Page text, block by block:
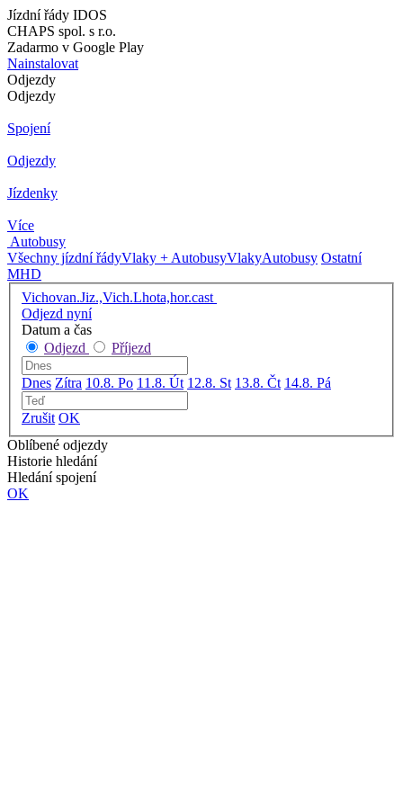
Jízdní řády IDOS
CHAPS spol. s r.o.
Zadarmo v Google Play
Nainstalovat
Odjezdy
Odjezdy
Spojení
Odjezdy
Jízdenky
Více
Autobusy
Všechny jízdní řádyVlaky + AutobusyVlakyAutobusy Ostatní
MHD
Vichovan.Jiz.,Vich.Lhota,hor.cast
Odjezd nyní
Datum a čas
Odjezd
Příjezd
Dnes Zítra 10.8. Po 11.8. Út 12.8. St 13.8. Čt 14.8. Pá
Zrušit OK
Oblíbené odjezdy
Historie hledání
Hledání spojení
OK